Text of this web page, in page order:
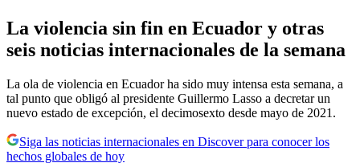
La violencia sin fin en Ecuador y otras
seis noticias internacionales de la semana
La ola de violencia en Ecuador ha sido muy intensa esta semana, a
tal punto que obligó al presidente Guillermo Lasso a decretar un
nuevo estado de excepción, el decimosexto desde mayo de 2021.
Siga las noticias internacionales en Discover para conocer los
hechos globales de hoy